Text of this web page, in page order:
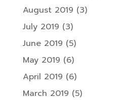
August 2019 (3)
July 2019 (3)
June 2019 (5)
May 2019 (6)
April 2019 (6)
March 2019 (5)